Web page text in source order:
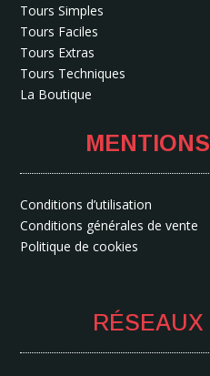
Tours Simples
Tours Faciles
Tours Extras
Tours Techniques
La Boutique
MENTIONS
Conditions d’utilisation
Conditions générales de vente
Politique de cookies
RÉSEAUX